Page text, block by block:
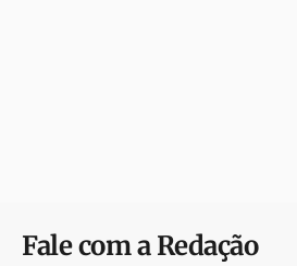
Fale com a Redação